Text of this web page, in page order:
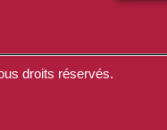
droits réservés.